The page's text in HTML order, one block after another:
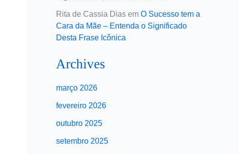
Rita de Cassia Dias em O Sucesso tem a
Cara da Mãe – Entenda o Significado
Desta Frase Icônica
Archives
março 2026
fevereiro 2026
outubro 2025
setembro 2025